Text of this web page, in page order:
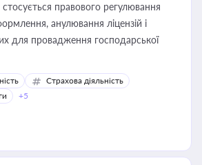
правового регулювання
анулювання ліцензій і
для провадження господарської
Страхова діяльність
+5